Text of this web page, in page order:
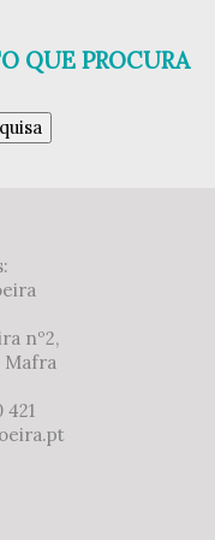
QUE PROCURA
nº2,
Mafra
421